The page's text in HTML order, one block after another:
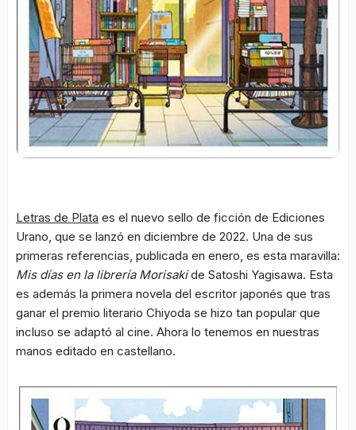
Letras de Plata es el nuevo sello de ficción de Ediciones
Urano, que se lanzó en diciembre de 2022. Una de sus
primeras referencias, publicada en enero, es esta maravilla:
Mis días en la librería Morisakide Satoshi Yagisawa. Esta
es además la primera novela del escritor japonés que tras
ganar el premio literario Chiyoda se hizo tan popular que
incluso se adaptó al cine. Ahora lo tenemos en nuestras
manos editado en castellano.